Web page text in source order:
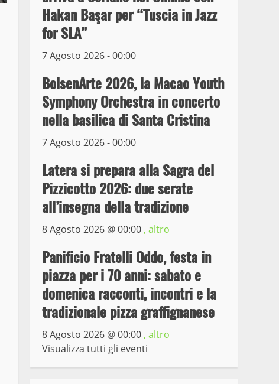
Hakan Başar per “Tuscia in Jazz
for SLA”
7 Agosto 2026 - 00:00
BolsenArte 2026, la Macao Youth
Symphony Orchestra in concerto
nella basilica di Santa Cristina
7 Agosto 2026 - 00:00
Latera si prepara alla Sagra del
Pizzicotto 2026: due serate
all’insegna della tradizione
8 Agosto 2026 @00:00 , altro
Panificio Fratelli Oddo, festa in
piazza per i 70 anni: sabato e
domenica racconti, incontri e la
tradizionale pizza graffignanese
8 Agosto 2026 @00:00 , altro
Visualizza tutti gli eventi
Wiplanet Baseball supera
il Napoli
4
La Polizia di Stato arresta
il ladro seriale delle auto
in sosta a Viterbo
10 Maggio 2023
5
Prorogata la mostra dei
bozzetti di Michelangelo
Buonarroti ospitata al
Museo dei Portici
19 Gennaio 2023
6
Trasporto pubblico locale,
terminal Riello dal 15 al
17 giugno
15 Giugno 2023
7
Giochi Sportivi
Studenteschi di Atletica a
Viterbo
10 Maggio 2023